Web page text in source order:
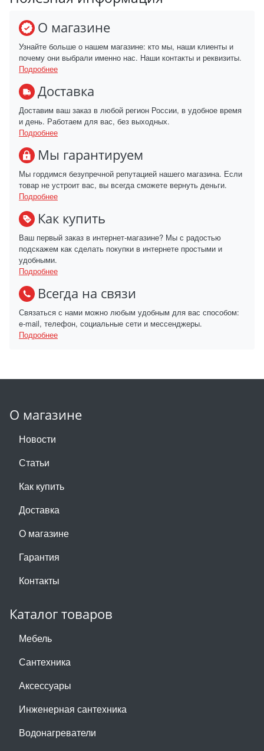
О магазине
Узнайте больше о нашем магазине: кто мы, наши клиенты и
почему они выбрали именно нас. Наши контакты и реквизиты.
Подробнее
Доставка
Доставим ваш заказ в любой регион России, в удобное время
и день. Работаем для вас, без выходных.
Подробнее
Мы гарантируем
Мы гордимся безупречной репутацией нашего магазина. Если
товар не устроит вас, вы всегда сможете вернуть деньги.
Подробнее
Как купить
Ваш первый заказ в интернет-магазине? Мы с радостью
подскажем как сделать покупки в интернете простыми и
удобными.
Подробнее
Всегда на связи
Связаться с нами можно любым удобным для вас способом:
e-mail, телефон, социальные сети и мессенджеры.
Подробнее
О магазине
Новости
Статьи
Как купить
Доставка
О магазине
Гарантия
Контакты
Каталог товаров
Мебель
Сантехника
Аксессуары
Инженерная сантехника
Водонагреватели